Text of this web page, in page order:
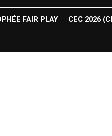
FAIR PLAY
CEC 2026